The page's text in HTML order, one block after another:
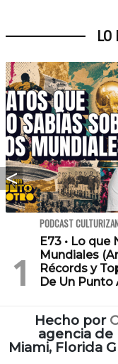
LO
PODCAST
E73 • Lo que
Mundiales
Récords y
De Un Punto
Hecho por
agencia
Miami, Florida